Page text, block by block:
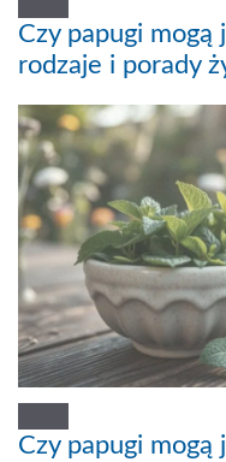
Czy papugi mogą
rodzaje i porady
Czy papugi mogą